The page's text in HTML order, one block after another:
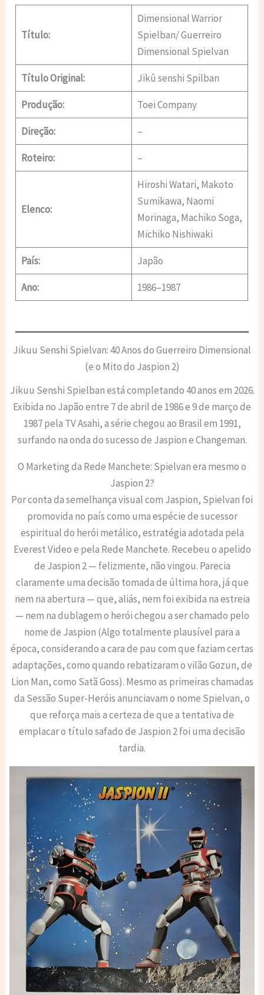
Título:
Dimensional Warrior
Spielban/ Guerreiro
Dimensional Spielvan
Título Original: Jikû senshi Spilban
Produção: Toei Company
Direção: –
Roteiro: –
Elenco:
Hiroshi Watari, Makoto
Sumikawa, Naomi
Morinaga, Machiko Soga,
Michiko Nishiwaki
País: Japão
Ano: 1986–1987
Jikuu Senshi Spielvan: 40 Anos do Guerreiro Dimensional
(e o Mito do Jaspion 2)
Jikuu Senshi Spielban está completando 40 anos em 2026.
Exibida no Japão entre 7 de abril de 1986 e 9 de março de
1987 pela TV Asahi, a série chegou ao Brasil em 1991,
surfando na onda do sucesso de Jaspion e Changeman.
O Marketing da Rede Manchete: Spielvan era mesmo o
Jaspion 2?
Por conta da semelhança visual com Jaspion, Spielvan foi
promovida no país como uma espécie de sucessor
espiritual do herói metálico, estratégia adotada pela
Everest Video e pela Rede Manchete. Recebeu o apelido
de Jaspion 2 — felizmente, não vingou. Parecia
claramente uma decisão tomada de última hora, já que
nem na abertura — que, aliás, nem foi exibida na estreia
— nem na dublagem o herói chegou a ser chamado pelo
nome de Jaspion (Algo totalmente plausível para a
época, considerando a cara de pau com que faziam certas
adaptações, como quando rebatizaram o vilão Gozun, de
Lion Man, como Satã Goss). Mesmo as primeiras chamadas
da Sessão Super-Heróis anunciavam o nome Spielvan, o
que reforça mais a certeza de que a tentativa de
emplacar o título safado de Jaspion 2 foi uma decisão
tardia.